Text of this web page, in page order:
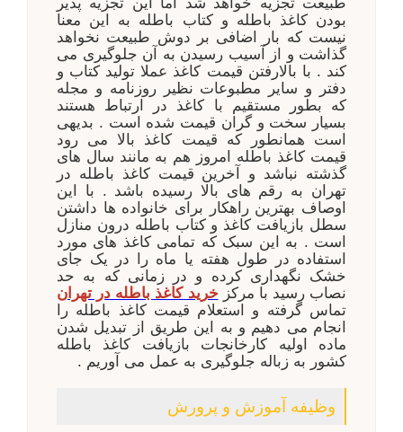
بودن کاغذ باطله و کتاب باطله به این معنا
نیست که بار اضافی بر دوش طبیعت نخواهد
گذاشت و از آسیب رسیدن به آن جلوگیری می
کند . با بالارفتن قیمت کاغذ عملا تولید کتاب و
دفتر و سایر مطبوعات نظیر روزنامه و مجله
که بطور مستقیم با کاغذ در ارتباط هستند
بسیار سخت و گران قیمت شده است . بدیهی
است همانطور که قیمت کاغذ بالا می رود
قیمت کاغذ باطله امروز هم به مانند سال های
گذشته نباشد و آخرین قیمت کاغذ باطله در
تهران به رقم های بالا رسیده باشد . با این
اوصاف بهترین راهکار برای خانواده ها داشتن
سطل بازیافت کاغذ و کتاب باطله درون منازل
است . به این سبک که تمامی کاغذ های مورد
استفاده در طول هفته یا ماه را در یک جای
خشک نگهداری کرده و در زمانی که به حد
نصاب رسید با مرکز خرید کاغذ باطله در تهران
تماس گرفته و استعلام قیمت کاغذ باطله را
انجام می دهیم و به این طریق از تبدیل شدن
ماده اولیه کارخانجات بازیافت کاغذ باطله
کشور به زباله جلوگیری به عمل می آوریم .
وظیفه آموزش و پرورش